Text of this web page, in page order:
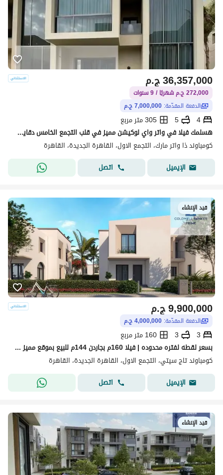
ج.م36,357,000
272,000 ج.م شهريًا / 9 سنوات
الدفعة المقدّمة: 7,000,000 ج.م
4
5
305 متر مربع
هسلمك فيلا في واتر واي لوكيشن مميز في قلب التجمع الخامس دقايق من شارع التسعين الجنوبي وقريب من الجامعه الامريكيه بمقدم 7 مليون
كومباوند ذا واتر مارك، التجمع الاول، القاهرة الجديدة، القاهرة
الإيميل
اتصل
قيد الإنشاء
ج.م9,900,000
الدفعة المقدّمة: 4,000,000 ج.م
3
3
160 متر مربع
بسعر لقطه لفتره محدوده | فيلا 160م بجاردن 144م للبيع بموقع مميز جدا داخل أوريجامي - تاج سيتي- القاهره الجديده- التجمع الخامس - 3 غرف
كومباوند تاج سيتي، التجمع الاول، القاهرة الجديدة، القاهرة
الإيميل
اتصل
قيد الإنشاء